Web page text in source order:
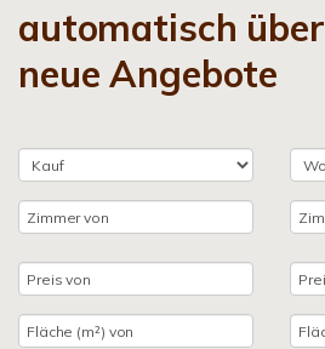
automatisch
neue Angebote